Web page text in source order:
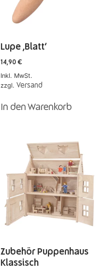
Lupe ‚Blatt‘
14,90 €
Inkl. MwSt.
zzgl. Versand
In den Warenkorb
Zubehör Puppenhaus
Klassisch